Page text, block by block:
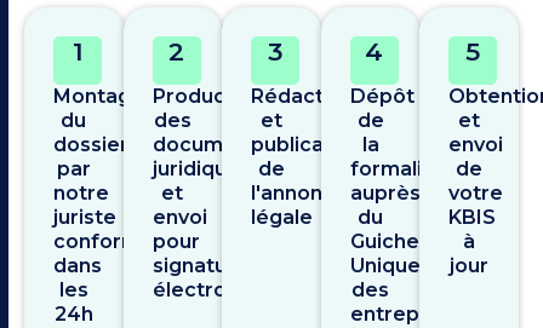
1
Montage
du
dossier
par
notre
juriste
conformité
dans
les
24h
2
Production
des
documents
juridiques
et
envoi
pour
signature
électronique
3
Rédaction
et
publication
de
l'annonce
légale
4
Dépôt
de
la
formalité
auprès
du
Guichet
Unique
des
entreprises
5
et
envoi
de
votre
KBIS
à
jour